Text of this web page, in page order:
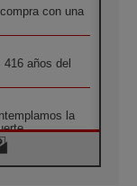
con una
años del
la
de la Madre